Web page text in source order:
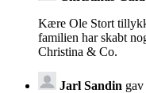
Kære Ole Stort
familien har skabt
Christina & Co.
Jarl Sandin gav